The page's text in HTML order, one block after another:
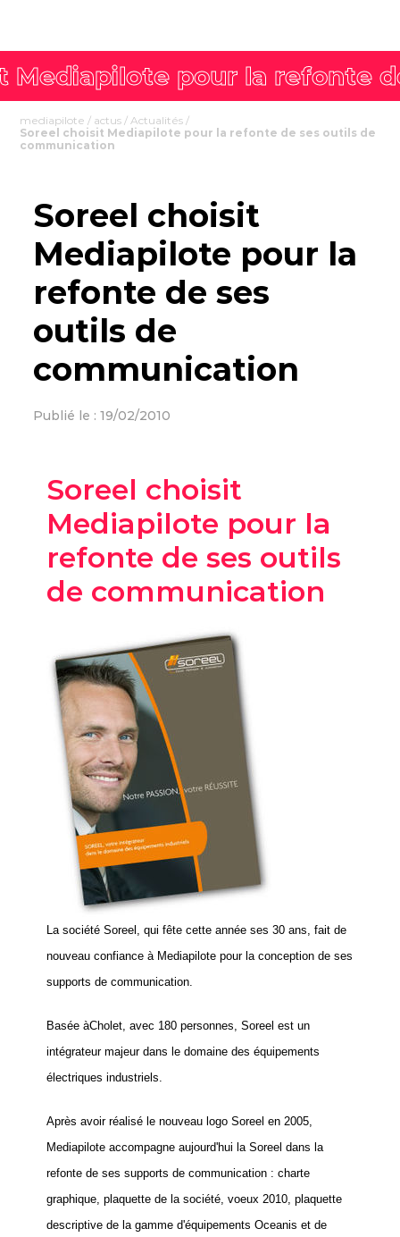
mediapilote / actus /Actualités /
Soreel choisit Mediapilote pour la refonte de ses outils de
communication
Soreel choisit
Mediapilote pour la
refonte de ses
outils de
communication
Publié le : 19/02/2010
Soreel choisit
Mediapilote pour la
refonte de ses outils
de communication
La société Soreel, qui fête cette année ses 30 ans, fait de
nouveau confiance à Mediapilote pour la conception de ses
supports de communication.
Basée àCholet, avec 180 personnes, Soreel est un
intégrateur majeur dans le domaine des équipements
électriques industriels.
Après avoir réalisé le nouveau logo Soreel en 2005,
Mediapilote accompagne aujourd'hui laSoreel dans la
refonte de ses supports de communication : charte
graphique, plaquette de la société, voeux 2010, plaquette
descriptive de la gamme d'équipements Oceanis et de